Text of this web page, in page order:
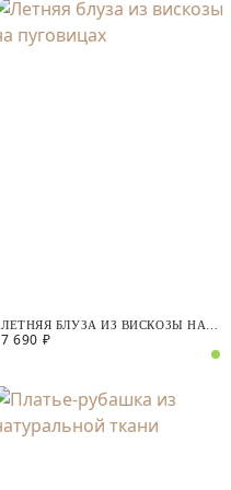
ЛЕТНЯЯ БЛУЗА ИЗ ВИСКОЗЫ НА
ПУГОВИЦАХ
7 690 ₽